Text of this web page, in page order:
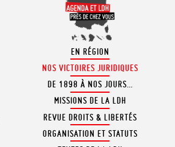
EN RÉGION
NOS VICTOIRES JURIDIQUES
DE 1898 À NOS JOURS…
MISSIONS DE LA LDH
REVUE DROITS & LIBERTÉS
ORGANISATION ET STATUTS